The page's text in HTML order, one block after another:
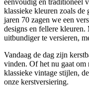
eenvoudig en traditioneel
klassieke kleuren zoals de
jaren 70 zagen we een
designs en fellere kleuren.
uitbundiger te versieren,
Vandaag de dag zijn
vinden. Of het nu gaat
klassieke vintage stijlen,
onze kerstversiering.